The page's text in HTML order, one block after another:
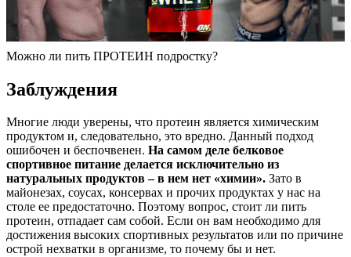
Можно ли пить ПРОТЕИН подростку?
Заблуждения
Многие люди уверены, что протеин является химическим
продуктом и, следовательно, это вредно. Данный подход
ошибочен и беспочвенен. На самом деле белковое
спортивное питание делается исключительно из
натуральных продуктов – в нем нет «химии». Зато в
майонезах, соусах, консервах и прочих продуктах у нас на
столе ее предостаточно. Поэтому вопрос, стоит ли пить
протеин, отпадает сам собой. Если он вам необходимо для
достижения высоких спортивных результатов или по причине
острой нехватки в организме, то почему бы и нет.